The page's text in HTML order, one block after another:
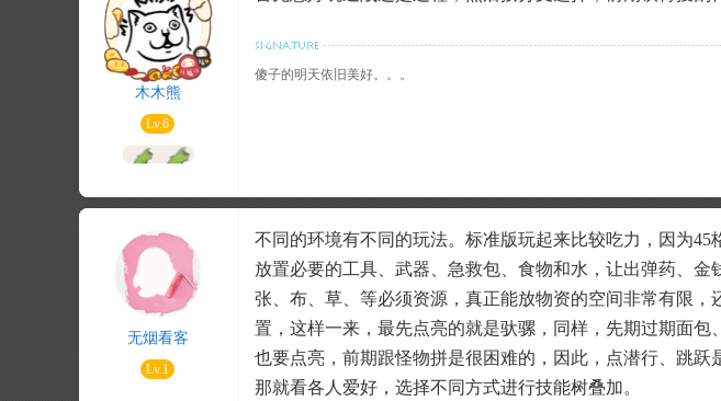
木木熊
Lv.6
傻子的明天依旧美好。。。
无烟看客
Lv.1
不同的环境有不同的玩法。标准版玩起来比较吃力，因为
放置必要的工具、武器、急救包、食物和水，让出弹药、
张、布、草、等必须资源，真正能放物资的空间非常有限，
置，这样一来，最先点亮的就是驮骡，同样，先期过期面包
也要点亮，前期跟怪物拼是很困难的，因此，点潜行、跳跃
那就看各人爱好，选择不同方式进行技能树叠加。